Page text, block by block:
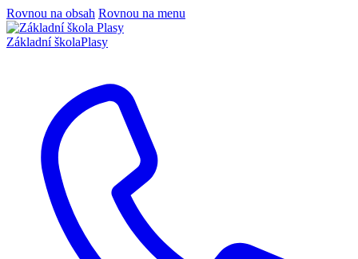
Rovnou na obsah Rovnou na menu
Základní školaPlasy